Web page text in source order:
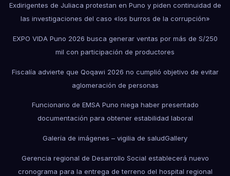
Exdirigentes de Juliaca protestan en Puno y piden continuidad de
las investigaciones del caso «los burros de la corrupción»
EXPO VIDA Puno 2026 busca generar ventas por más de S/250
mil con participación de productores
Fiscalía advierte que Qoqawi 2026 no cumplió objetivo de evitar
aglomeración de personas
Funcionario de EMSA Puno niega haber presentado
documentación para obtener estabilidad laboral
Galería de imágenes – vigilia de saludGallery
Gerencia regional de Desarrollo Social establecerá nuevo
cronograma para la entrega de terreno del hospital regional